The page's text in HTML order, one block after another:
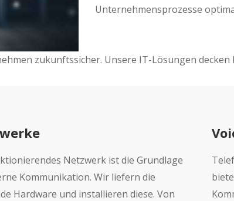
Unternehmensprozesse
zukunftssicher. Unsere IT-Lösungen decken
Netzwerk ist die Grundlage
Kommunikation. Wir liefern die
Hardware und installieren diese. Von